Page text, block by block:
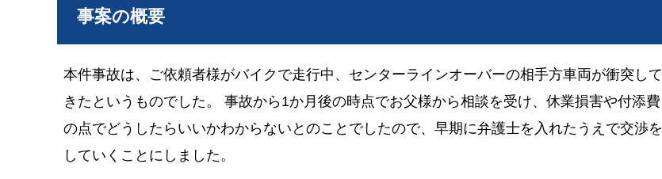
事案の概要
本件事故は、ご依頼者様がバイクで走行中、センターラインオーバーの相手方車両が衝突して
きたというものでした。 事故から1か月後の時点でお父様から相談を受け、休業損害や付添費
の点でどうしたらいいかわからないとのことでしたので、早期に弁護士を入れたうえで交渉を
していくことにしました。